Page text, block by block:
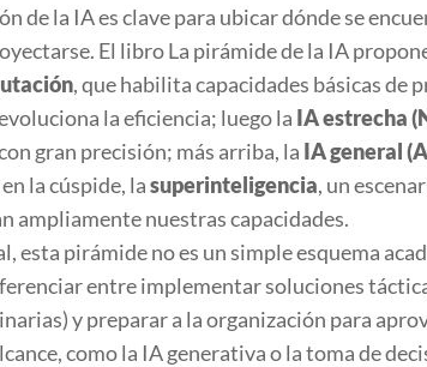
de la IA es clave para ubicar dónde se
El libroLa pirámide de la IA
, que habilita capacidades básicas de
la eficiencia; luego la IA estrecha
gran precisión; más arriba, la IA general
la cúspide, lasuperinteligencia, un
ampliamente nuestras capacidades.
esta pirámide no es un simple esquema
entre implementar soluciones
y preparar a la organización para
como la IA generativa o la toma de